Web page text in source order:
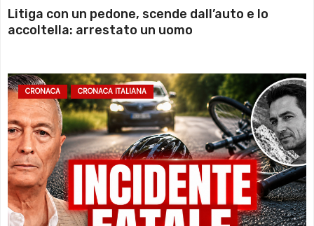
Litiga con un pedone, scende dall’auto e lo
accoltella: arrestato un uomo
CRONACA CRONACA ITALIANA